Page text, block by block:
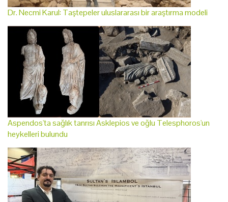
Dr. Necmi Karul: Taştepeler uluslararası bir araştırma modeli
Aspendos'ta sağlık tanrısı Asklepios ve oğlu Telesphoros'un
heykelleri bulundu